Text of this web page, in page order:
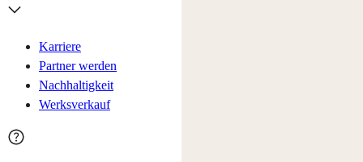
Karriere
Partner werden
Nachhaltigkeit
Werksverkauf